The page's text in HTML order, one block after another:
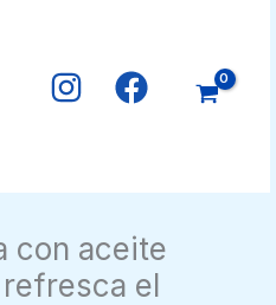
con aceite
el